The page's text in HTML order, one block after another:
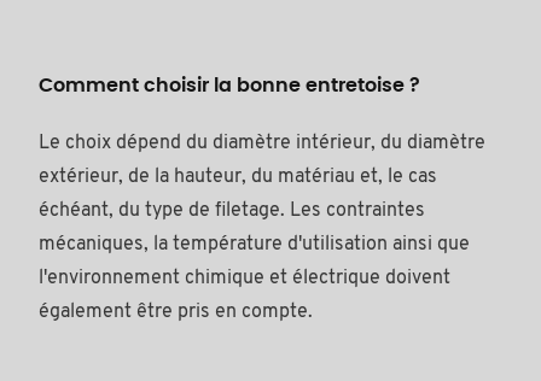
Comment choisir la bonne entretoise ?
Le choix dépend du diamètre intérieur, du diamètre
extérieur, de la hauteur, du matériau et, le cas
échéant, du type de filetage. Les contraintes
mécaniques, la température d'utilisation ainsi que
l'environnement chimique et électrique doivent
également être pris en compte.